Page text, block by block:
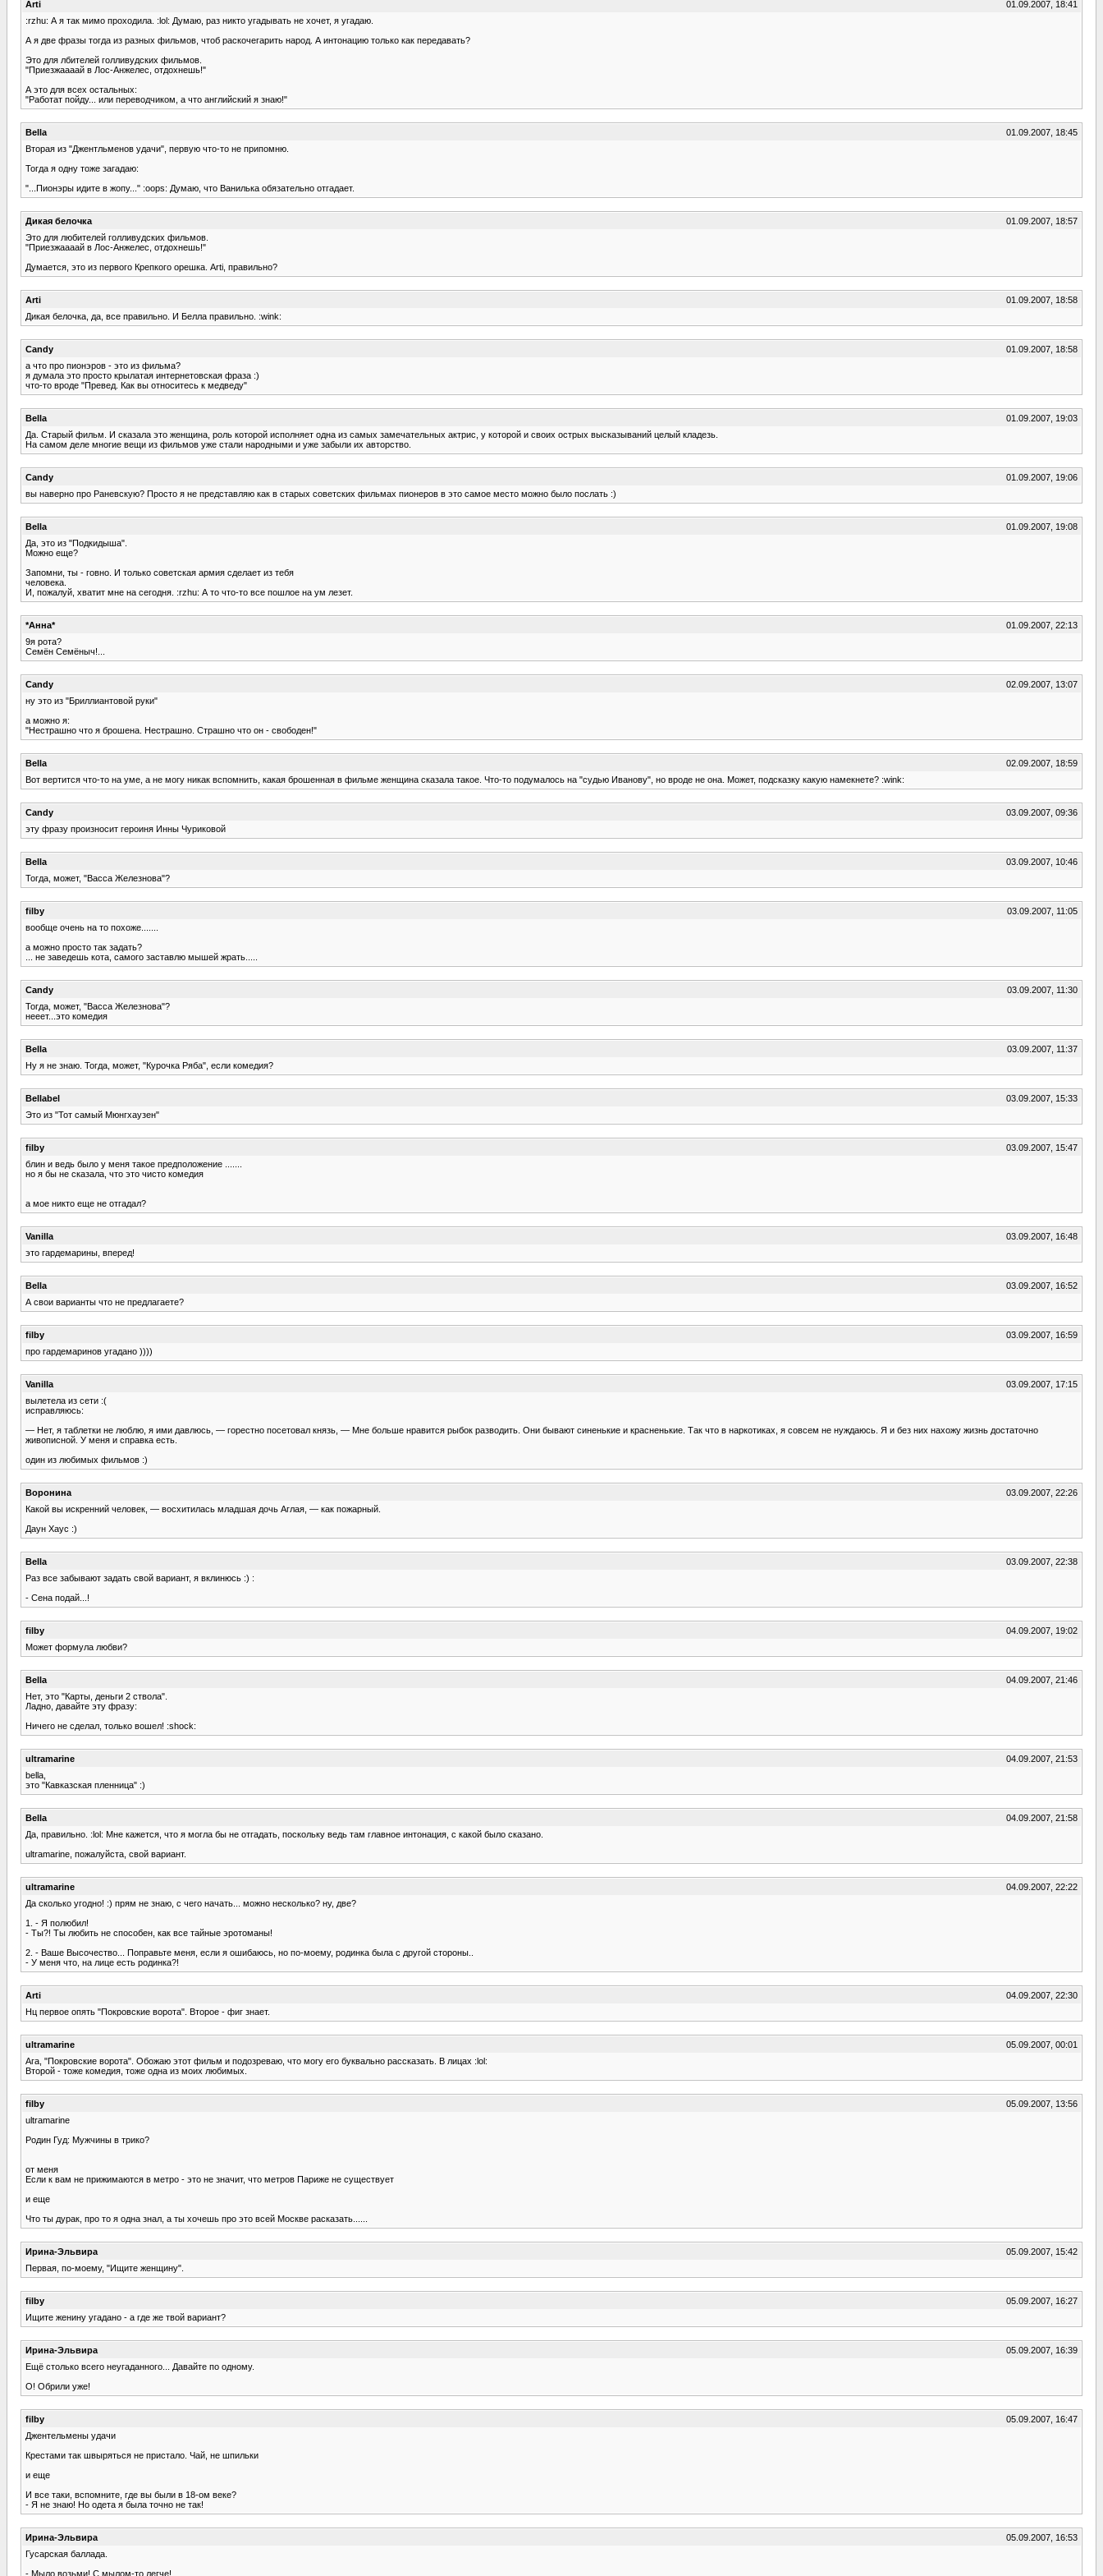
Arti
01.09.2007, 18:41
:rzhu: А я так мимо проходила. :lol: Думаю, раз никто угадывать не хочет, я угадаю.
А я две фразы тогда из разных фильмов, чтоб раскочегарить народ. А интонацию только как передавать?
Это для лбителей голливудских фильмов.
"Приезжаааай в Лос-Анжелес, отдохнешь!"
А это для всех остальных:
"Работат пойду... или переводчиком, а что английский я знаю!"
Bella
01.09.2007, 18:45
Вторая из "Джентльменов удачи", первую что-то не припомню.
Тогда я одну тоже загадаю:
"...Пионэры идите в жопу..." :oops: Думаю, что Ванилька обязательно отгадает.
Дикая белочка
01.09.2007, 18:57
Это для любителей голливудских фильмов.
"Приезжаааай в Лос-Анжелес, отдохнешь!"
Думается, это из первого Крепкого орешка. Arti, правильно?
Arti
01.09.2007, 18:58
Дикая белочка, да, все правильно. И Белла правильно. :wink:
Candy
01.09.2007, 18:58
а что про пионэров - это из фильма?
я думала это просто крылатая интернетовская фраза :)
что-то вроде "Превед. Как вы относитесь к медведу"
Bella
01.09.2007, 19:03
Да. Старый фильм. И сказала это женщина, роль которой исполняет одна из самых замечательных актрис, у которой и своих острых высказываний целый кладезь.
На самом деле многие вещи из фильмов уже стали народными и уже забыли их авторство.
Candy
01.09.2007, 19:06
вы наверно про Раневскую? Просто я не представляю как в старых советских фильмах пионеров в это самое место можно было послать :)
Bella
01.09.2007, 19:08
Да, это из "Подкидыша".
Можно еще?
Запомни, ты - говно. И только советская армия сделает из тебя
человека.
И, пожалуй, хватит мне на сегодня. :rzhu: А то что-то все пошлое на ум лезет.
*Анна*
01.09.2007, 22:13
9я рота?
Семён Семёныч!...
Candy
02.09.2007, 13:07
ну это из "Бриллиантовой руки"
а можно я:
"Нестрашно что я брошена. Нестрашно. Страшно что он - свободен!"
Bella
02.09.2007, 18:59
Вот вертится что-то на уме, а не могу никак вспомнить, какая брошенная в фильме женщина сказала такое. Что-то подумалось на "судью Иванову", но вроде не она. Может, подсказку какую намекнете? :wink:
Candy
03.09.2007, 09:36
эту фразу произносит героиня Инны Чуриковой
Bella
03.09.2007, 10:46
Тогда, может, "Васса Железнова"?
filby
03.09.2007, 11:05
вообще очень на то похоже.......
а можно просто так задать?
... не заведешь кота, самого заставлю мышей жрать.....
Candy
03.09.2007, 11:30
Тогда, может, "Васса Железнова"?
нееет...это комедия
Bella
03.09.2007, 11:37
Ну я не знаю. Тогда, может, "Курочка Ряба", если комедия?
Bellabel
03.09.2007, 15:33
Это из "Тот самый Мюнгхаузен"
filby
03.09.2007, 15:47
блин и ведь было у меня такое предположение .......
но я бы не сказала, что это чисто комедия
а мое никто еще не отгадал?
Vanilla
03.09.2007, 16:48
это гардемарины, вперед!
Bella
03.09.2007, 16:52
А свои варианты что не предлагаете?
filby
03.09.2007, 16:59
про гардемаринов угадано ))))
Vanilla
03.09.2007, 17:15
вылетела из сети :(
исправляюсь:
— Нет, я таблетки не люблю, я ими давлюсь, — горестно посетовал князь, — Мне больше нравится рыбок разводить. Они бывают синенькие и красненькие. Так что в наркотиках, я совсем не нуждаюсь. Я и без них нахожу жизнь достаточно
живописной. У меня и справка есть.
один из любимых фильмов :)
Воронина
03.09.2007, 22:26
Какой вы искренний человек, — восхитилась младшая дочь Аглая, — как пожарный.
Даун Хаус :)
Bella
03.09.2007, 22:38
Раз все забывают задать свой вариант, я вклинюсь :) :
- Сена подай...!
filby
04.09.2007, 19:02
Может формула любви?
Bella
04.09.2007, 21:46
Нет, это "Карты, деньги 2 ствола".
Ладно, давайте эту фразу:
Ничего не сделал, только вошел! :shock:
ultramarine
04.09.2007, 21:53
bella,
это "Кавказская пленница" :)
Bella
04.09.2007, 21:58
Да, правильно. :lol: Мне кажется, что я могла бы не отгадать, поскольку ведь там главное интонация, с какой было сказано.
ultramarine, пожалуйста, свой вариант.
ultramarine
04.09.2007, 22:22
Да сколько угодно! :) прям не знаю, с чего начать... можно несколько? ну, две?
1. - Я полюбил!
- Ты?! Ты любить не способен, как все тайные эротоманы!
2. - Ваше Высочество... Поправьте меня, если я ошибаюсь, но по-моему, родинка была с другой стороны..
- У меня что, на лице есть родинка?!
Arti
04.09.2007, 22:30
Нц первое опять "Покровские ворота". Второе - фиг знает.
ultramarine
05.09.2007, 00:01
Ага, "Покровские ворота". Обожаю этот фильм и подозреваю, что могу его буквально рассказать. В лицах :lol:
Второй - тоже комедия, тоже одна из моих любимых.
filby
05.09.2007, 13:56
ultramarine
Родин Гуд: Мужчины в трико?
от меня
Если к вам не прижимаются в метро - это не значит, что метров Париже не существует
и еще
Что ты дурак, про то я одна знал, а ты хочешь про это всей Москве расказать......
Ирина-Эльвира
05.09.2007, 15:42
Первая, по-моему, "Ищите женщину".
filby
05.09.2007, 16:27
Ищите женину угадано - а где же твой вариант?
Ирина-Эльвира
05.09.2007, 16:39
Ещё столько всего неугаданного... Давайте по одному.
О! Обрили уже!
filby
05.09.2007, 16:47
Джентельмены удачи
Крестами так швыряться не пристало. Чай, не шпильки
и еще
И все таки, вспомните, где вы были в 18-ом веке?
- Я не знаю! Но одета я была точно не так!
Ирина-Эльвира
05.09.2007, 16:53
Гусарская баллада.
- Мыло возьми! С мылом-то легче!